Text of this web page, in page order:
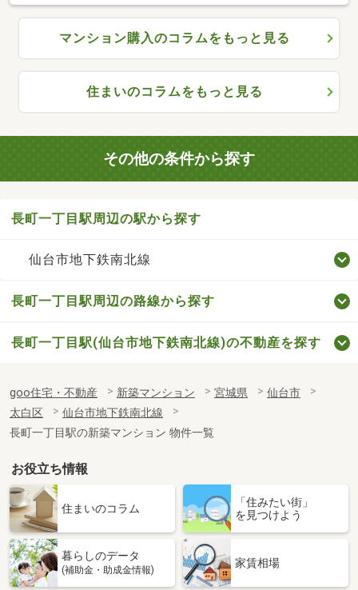
マンション購入のコラムをもっと見る
住まいのコラムをもっと見る
その他の条件から探す
長町一丁目駅周辺の駅から探す
仙台市地下鉄南北線
長町一丁目駅周辺の路線から探す
長町一丁目駅(仙台市地下鉄南北線)の不動産を探す
goo住宅・不動産 新築マンション 宮城県
仙台市
太白区
仙台市地下鉄南北線
長町一丁目駅の新築マンション 物件一覧
お役立ち情報
住まいのコラム
「住みたい街」
を見つけよう
暮らしのデータ
(補助金・助成金情報)
家賃相場